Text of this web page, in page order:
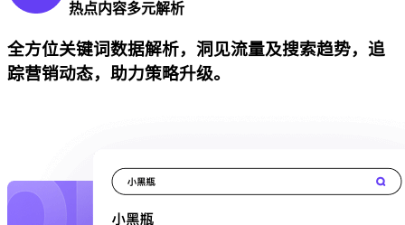
热点内容多元解析
全方位关键词数据解析，洞见流量及搜索趋势，追
踪营销动态，助力策略升级。